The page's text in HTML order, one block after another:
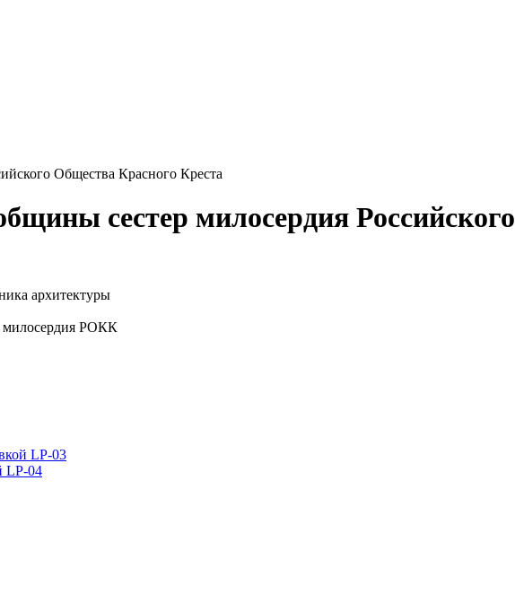
Общества Красного Креста
сестер милосердия
архитектуры
милосердия РОКК
LP-03
LP-04